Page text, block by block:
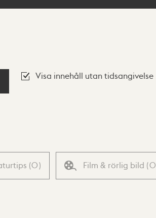
Visa innehåll utan tidsangivelse
(0) Film & rörlig bild (0